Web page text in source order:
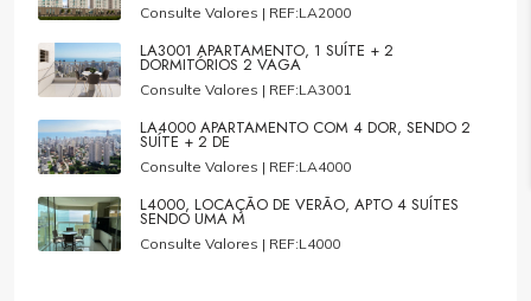
Consulte Valores | REF:LA2000
LA3001 APARTAMENTO, 1 SUÍTE + 2
DORMITÓRIOS 2 VAGA
Consulte Valores | REF:LA3001
LA4000 APARTAMENTO COM 4 DOR, SENDO 2
SUÍTE + 2 DE
Consulte Valores | REF:LA4000
L4000, LOCAÇÃO DE VERÃO, APTO 4 SUÍTES
SENDO UMA M
Consulte Valores | REF:L4000